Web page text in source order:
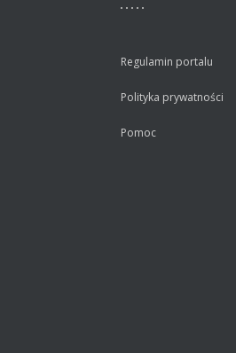
Regulamin portalu
Polityka prywatności
Pomoc